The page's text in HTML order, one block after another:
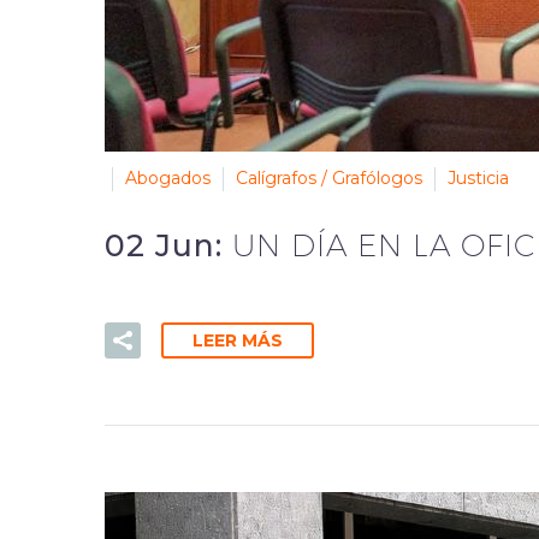
Abogados Calígrafos / Grafólogos Justicia
02 Jun: UN DÍA EN LA
LEER MÁS